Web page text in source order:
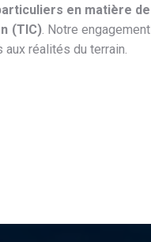
en matière de
(TIC). Notre engagement
réalités du terrain.